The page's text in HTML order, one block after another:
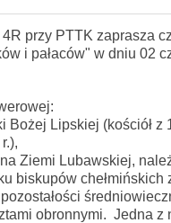
przy PTTK zaprasza
i pałaców" w dniu 02
Bożej Lipskiej (kościół
Ziemi Lubawskiej,
biskupów
obronnymi. Jedna z